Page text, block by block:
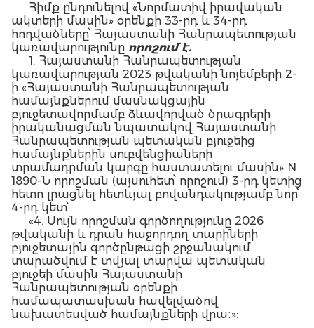
Հիմք ընդունելով «Նորմատիվ իրավական
ակտերի մասին» օրենքի 33-րդ և 34-րդ
հոդվածները՝ Հայաստանի Հանրապետության
կառավարությունը որոշում է.
1. Հայաստանի Հանրապետության
կառավարության 2023 թվականի նոյեմբերի 2-
ի «Հայաստանի Հանրապետության
համայնքներում մասնակցային
բյուջետավորմամբ ձևավորված ծրագրերի
իրականացման նպատակով Հայաստանի
Հանրապետության պետական բյուջեից
համայնքներին սուբվենցիաների
տրամադրման կարգը հաստատելու մասին» N
1890-Ն որոշման (այսուհետ՝ որոշում) 3-րդ կետից
հետո լրացնել հետևյալ բովանդակությամբ նոր՝
4-րդ կետ՝
«4. Սույն որոշման գործողությունը 2026
թվականի և դրան հաջորդող տարիների
բյուջետային գործընթացի շրջանակում
տարածվում է տվյալ տարվա պետական
բյուջեի մասին Հայաստանի
Հանրապետության օրենքի
համապատասխան հավելվածով
նախատեսված համայնքների վրա։»: